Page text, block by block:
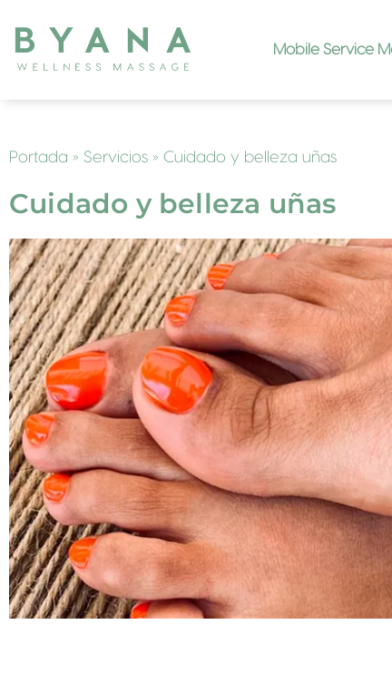
Mobile Service
Portada » Servicios » Cuidado y belleza uñas
Cuidado y belleza uñas